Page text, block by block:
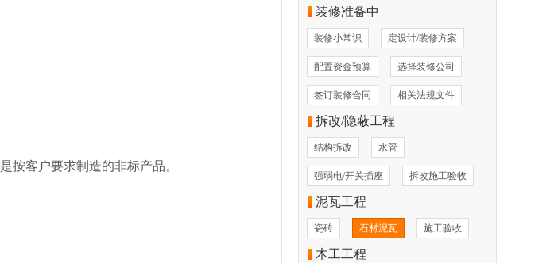
客户要求制造的非标产品。
装修准备中
装修小常识 定设计/装修方案
配置资金预算 选择装修公司
签订装修合同 相关法规文件
拆改/隐蔽工程
结构拆改 水管
强弱电/开关插座 拆改施工验收
泥瓦工程
瓷砖 石材泥瓦 施工验收
木工工程